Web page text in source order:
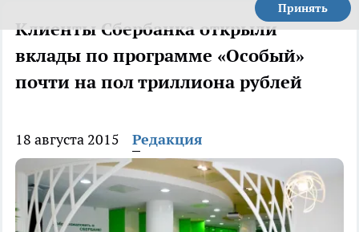
Принять
Клиенты Сбербанка открыли
вклады по программе «Особый»
почти на пол триллиона рублей
18 августа 2015 Редакция